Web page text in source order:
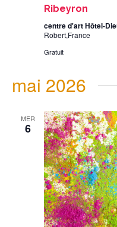
Ribeyron
centre d'art Hôtel-
Robert,France
Gratuit
mai 2026
MER
6